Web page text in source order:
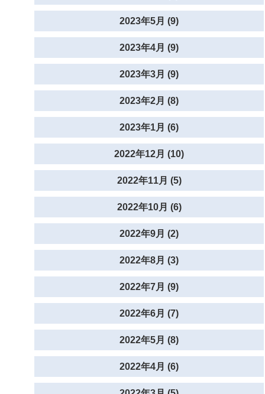
2023年5月 (9)
2023年4月 (9)
2023年3月 (9)
2023年2月 (8)
2023年1月 (6)
2022年12月 (10)
2022年11月 (5)
2022年10月 (6)
2022年9月 (2)
2022年8月 (3)
2022年7月 (9)
2022年6月 (7)
2022年5月 (8)
2022年4月 (6)